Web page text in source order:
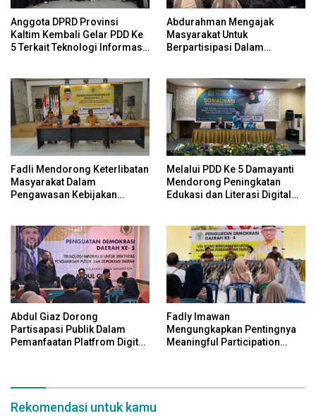
Anggota DPRD Provinsi
Kaltim Kembali Gelar PDD Ke
5 Terkait Teknologi Informasi
Abdurahman Mengajak
Masyarakat Untuk
Berpartisipasi Dalam
Platform Digital
Fadli Mendorong Keterlibatan
Masyarakat Dalam
Pengawasan Kebijakan
Melalui PDD Ke 5 Damayanti
Mendorong Peningkatan
Edukasi dan Literasi Digital
Abdul Giaz Dorong
Partisapasi Publik Dalam
Pemanfaatan Platfrom Digital
Fadly Imawan
Mengungkapkan Pentingnya
Meaningful Participation
Rekomendasi untuk kamu